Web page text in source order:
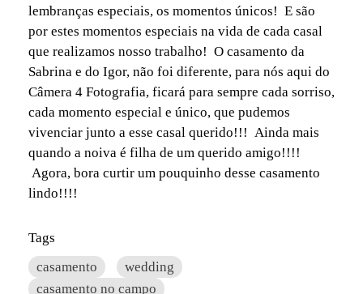
lembranças especiais, os momentos únicos! E são
por estes momentos especiais na vida de cada casal
que realizamos nosso trabalho! O casamento da
Sabrina e do Igor, não foi diferente, para nós aqui do
Câmera 4 Fotografia, ficará para sempre cada sorriso,
cada momento especial e único, que pudemos
vivenciar junto a esse casal querido!!! Ainda mais
quando a noiva é filha de um querido amigo!!!!
Agora, bora curtir um pouquinho desse casamento
lindo!!!!
Tags
casamento
wedding
casamento no campo